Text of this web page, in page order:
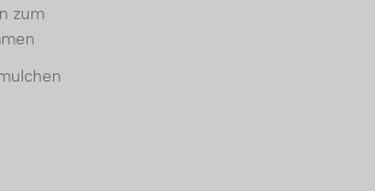
zum